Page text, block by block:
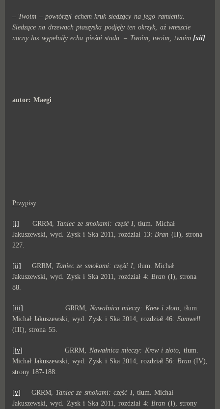
– Twoim – powtórzył echem kruk siedzący na jego ramieniu.
Siedzące na drzewach ptaszyska podjęły ten okrzyk, aż wreszcie
nocny las wypełniły echa pieśni stada. – Twoim, twoim, twoim.[xii]
autor: Maegi
Przypisy
[i] GRRM, Taniec ze smokami: część I, tłum. Michał
Jakuszewski, wyd. Zysk i Ska 2011, rozdział 13:Bran (II), strona
227.
[ii] GRRM, Taniec ze smokami: część I, tłum. Michał
Jakuszewski, wyd. Zysk i Ska 2011, rozdział 4:Bran (I), strona
88.
[iii] GRRM, Nawałnica mieczy: Krew i złoto, tłum.
Michał Jakuszewski, wyd. Zysk i Ska 2014, rozdział 46: Samwell
(III), strona 55.
[iv] GRRM, Nawałnica mieczy: Krew i złoto, tłum.
Michał Jakuszewski, wyd. Zysk i Ska 2014, rozdział 56: Bran(IV),
strony 187-188.
[v] GRRM, Taniec ze smokami: część I, tłum. Michał
Jakuszewski, wyd. Zysk i Ska 2011, rozdział 4:Bran (I), strony